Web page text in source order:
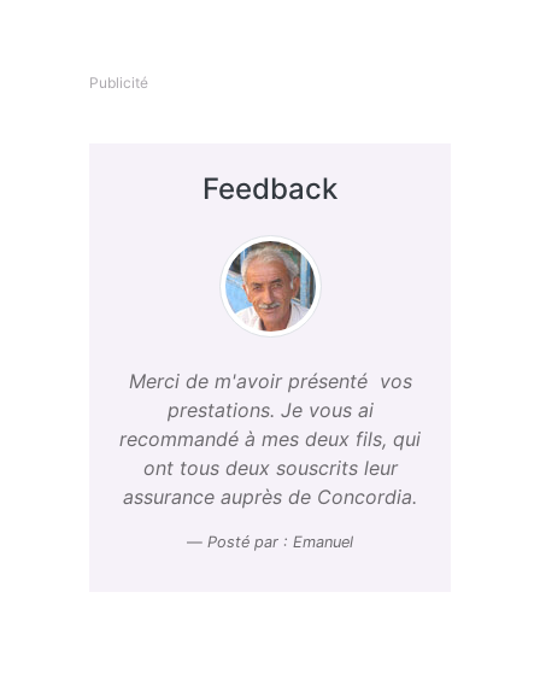
Publicité
Feedback
Merci de m'avoir présenté vos
prestations. Je vous ai
recommandé à mes deux fils, qui
ont tous deux souscrits leur
assurance auprès de Concordia.
Posté par : Emanuel